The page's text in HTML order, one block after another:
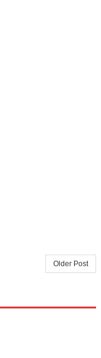
Older Post